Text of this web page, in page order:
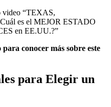
video “TEXAS,
es el MEJOR ESTADO
en EE.UU.?”
conocer más sobre este
para Elegir un